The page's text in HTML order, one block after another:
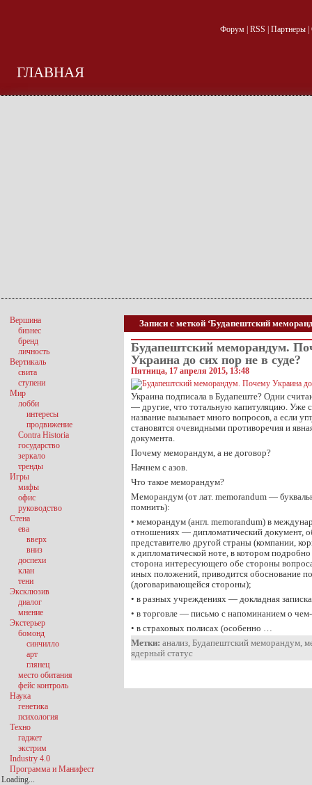
Форум| RSS Партнеры|
ГЛАВНАЯ
Записи с меткой ‘Будапештский
Будапештский меморандум.
Украина до сих пор не в суде?
Пятница, 17 апреля 2015, 13:48
Украина подписала в Будапеште? Одни
— другие, что тотальную капитуляцию. Уже
название вызывает много вопросов, а если
становятся очевидными противоречия и
документа.
Почему меморандум, а не договор?
Начнем с азов.
Что такое меморандум?
Меморандум (от лат. memorandum —
помнить):
• меморандум (англ. memorandum) в
отношениях — дипломатический документ,
представителю другой страны (компании,
к дипломатической ноте, в котором подробно
сторона интересующего обе стороны
иных положений, приводится обоснование
(договаривающейся стороны);
• в разных учреждениях — докладная
• в торговле — письмо с напоминанием о
• в страховых полисах (особенно …
Метки: анализ, Будапештский меморандум,
ядерный статус
Вершина
бизнес
бренд
личность
Вертикаль
свита
ступени
Мир
лобби
интересы
продвижение
Contra Historia
государство
зеркало
тренды
Игры
мифы
офис
руководство
Стена
ева
вверх
вниз
доспехи
клан
тени
Эксклюзив
диалог
мнение
Экстерьер
бомонд
синчилло
арт
глянец
место обитания
фейс контроль
Наука
генетика
психология
Техно
гаджет
экстрим
Industry 4.0
Программа и Манифест
Loading...